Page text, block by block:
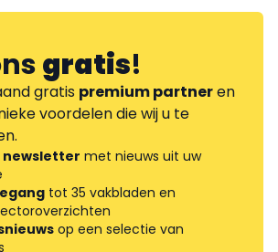
gratis!
gratis premium partneren
voordelen die wij u te
newsletter met nieuws uit uw
tot 35 vakbladen en
op een selectie van